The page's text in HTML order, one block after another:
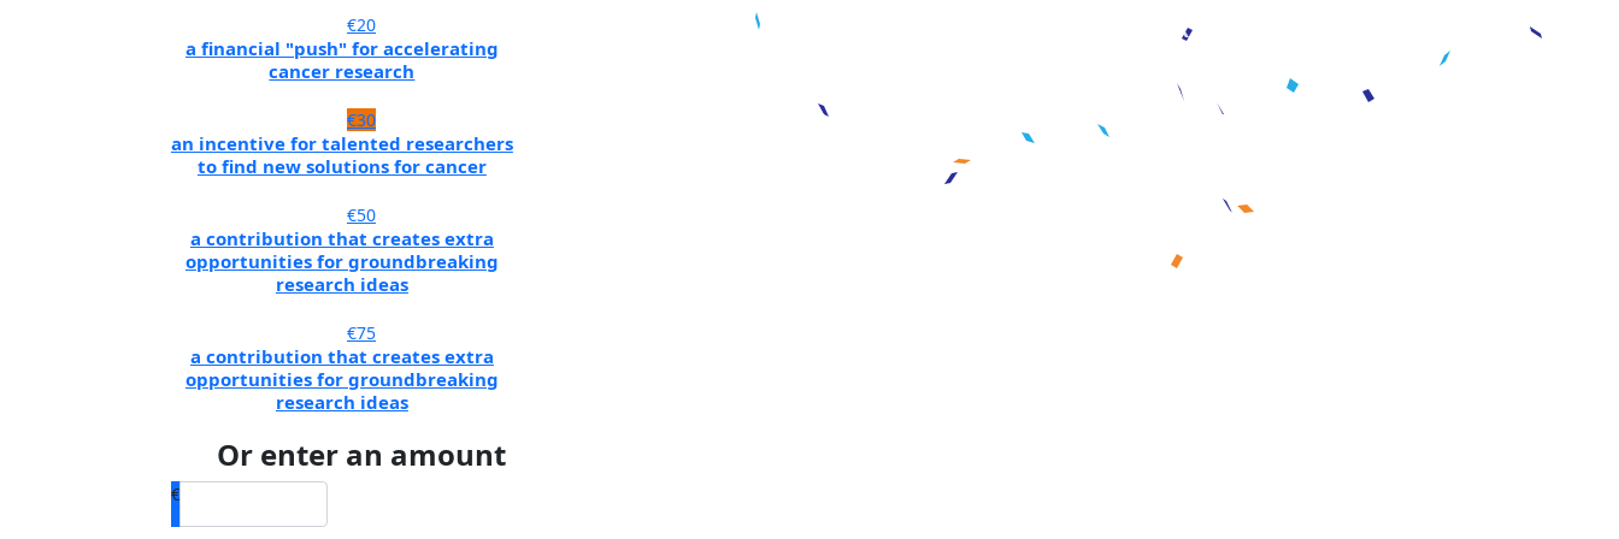
€20
a financial "push" for accelerating
cancer research
€30
an incentive for talented researchers
to find new solutions for cancer
€50
a contribution that creates extra
opportunities for groundbreaking
research ideas
€75
a contribution that creates extra
opportunities for groundbreaking
research ideas
Or enter an amount
€